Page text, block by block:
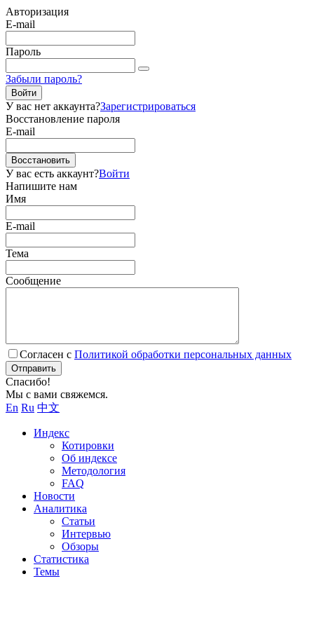
Авторизация
E-mail
Пароль
Забыли пароль?
Войти
У вас нет аккаунта?Зарегистрироваться
Восстановление пароля
E-mail
Восстановить
У вас есть аккаунт?Войти
Напишите нам
Имя
E-mail
Тема
Сообщение
Согласен с Политикой обработки персональных данных
Отправить
Спасибо!
Мы с вами свяжемся.
En Ru 中文
Индекс
Котировки
Об индексе
Методология
FAQ
Новости
Аналитика
Статьи
Интервью
Обзоры
Статистика
Темы